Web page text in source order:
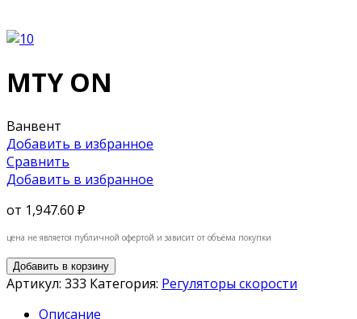
MTY ON
Ванвент
Добавить в избранное
Сравнить
Добавить в избранное
от 1,947.60 ₽
цена не является публичной офертой и зависит от объёма покупки
Добавить в корзину
Артикул: 333 Категория: Регуляторы скорости
Описание